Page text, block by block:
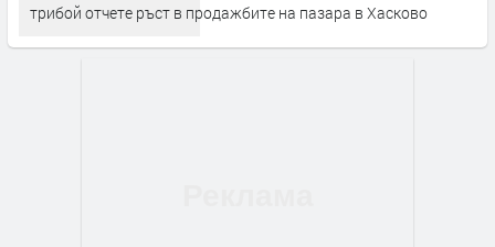
трибой отчете ръст в продажбите на пазара в Хасково